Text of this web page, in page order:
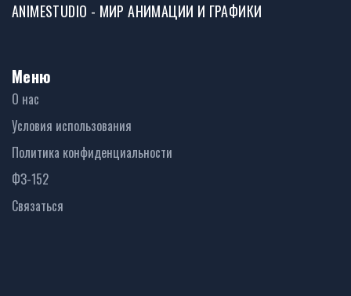
ANIMESTUDIO - МИР АНИМАЦИИ И ГРАФИКИ
Меню
О нас
Условия использования
Политика конфиденциальности
ФЗ-152
Связаться